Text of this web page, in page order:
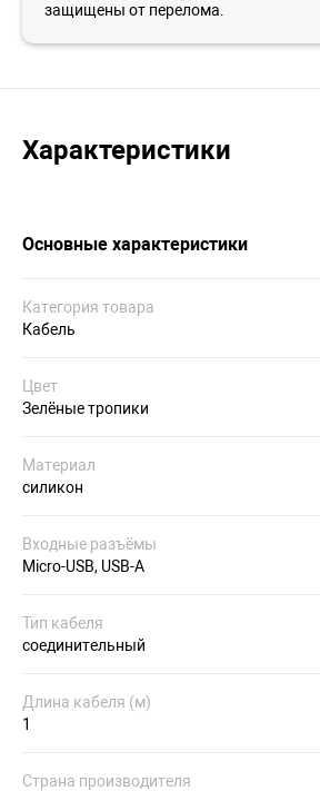
защищены от перелома.
Характеристики
Основные характеристики
Категория товара
Кабель
Цвет
Зелёные тропики
Материал
силикон
Входные разъёмы
Micro-USB, USB-A
Тип кабеля
соединительный
Длина кабеля (м)
1
Страна производителя